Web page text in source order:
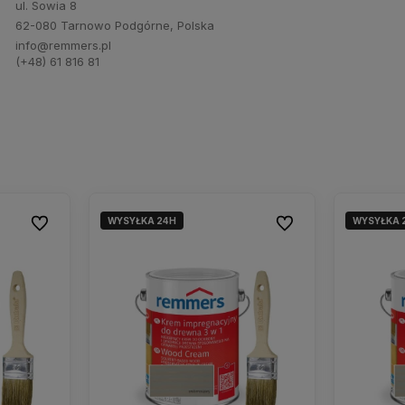
ul. Sowia 8
62-080 Tarnowo Podgórne, Polska
info@remmers.pl
(+48) 61 816 81
Do ulubionych WYSYŁKA 24H Do ulubionych WYSYŁKA